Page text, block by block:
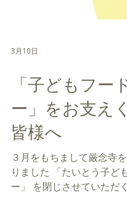
3月10日
「子どもフー
ー」をお支え
皆様へ
３月をもちまして厳念寺